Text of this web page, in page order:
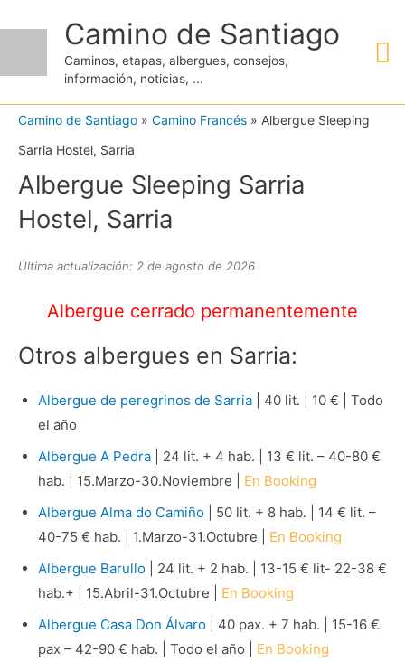
contenido
Camino de Santiago
Caminos, etapas, albergues, consejos,
información, noticias, ...
Camino de Santiago » Camino Francés » Albergue Sleeping
Sarria Hostel, Sarria
Albergue Sleeping Sarria
Hostel, Sarria
Última actualización: 2 de agosto de 2026
Albergue cerrado permanentemente
Otros albergues en Sarria:
Albergue de peregrinos de Sarria
| 40 lit. | 10 € | Todo
el año
Albergue A Pedra| 24 lit. + 4 hab. | 13 € lit. – 40-80 €
hab. | 15.Marzo-30.Noviembre | En Booking
Albergue Alma do Camiño| 50 lit. + 8 hab. | 14 € lit. –
40-75 € hab. | 1.Marzo-31.Octubre | En Booking
Albergue Barullo| 24 lit. + 2 hab. | 13-15 € lit- 22-38 €
hab.+ | 15.Abril-31.Octubre | En Booking
Albergue Casa Don Álvaro| 40 pax. + 7 hab. | 15-16 €
pax – 42-90 € hab. | Todo el año | En Booking